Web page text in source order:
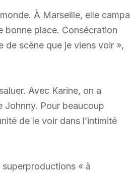
À Marseille, elle campa
bonne place. Consécration
de scène que je viens voir »,
Avec Karine, on a
Johnny. Pour beaucoup
de le voir dans l’intimité
« à